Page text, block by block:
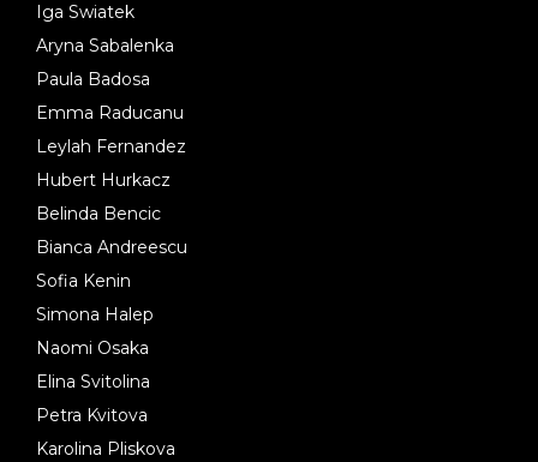
Iga Swiatek
Aryna Sabalenka
Paula Badosa
Emma Raducanu
Leylah Fernandez
Hubert Hurkacz
Belinda Bencic
Bianca Andreescu
Sofia Kenin
Simona Halep
Naomi Osaka
Elina Svitolina
Petra Kvitova
Karolina Pliskova